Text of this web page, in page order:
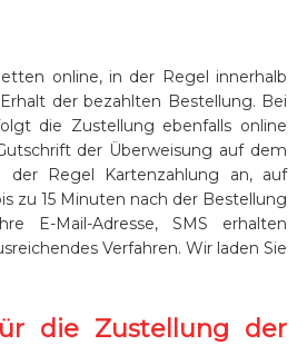
online, in der Regel innerhalb
der bezahlten Bestellung. Bei
die Zustellung ebenfalls online
der Überweisung auf dem
Regel Kartenzahlung an, auf
zu 15 Minuten nach der Bestellung
E-Mail-Adresse, SMS erhalten
Verfahren. Wir laden Sie
die Zustellung der